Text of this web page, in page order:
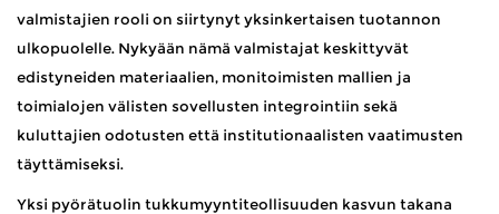
valmistajien rooli on siirtynyt yksinkertaisen tuotannon
ulkopuolelle. Nykyään nämä valmistajat keskittyvät
edistyneiden materiaalien, monitoimisten mallien ja
toimialojen välisten sovellusten integrointiin sekä
kuluttajien odotusten että institutionaalisten vaatimusten
täyttämiseksi.
Yksi pyörätuolin tukkumyyntiteollisuuden kasvun takana